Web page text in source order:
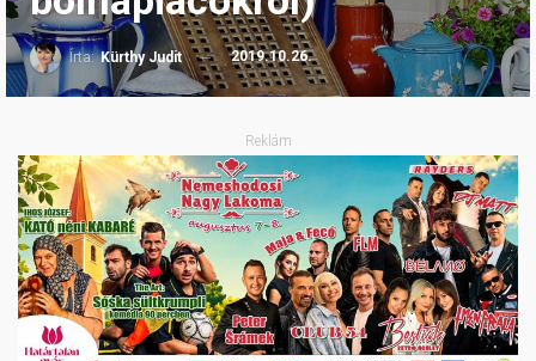
Írta:Kürthy Judit 2019.10.26.
Reklám